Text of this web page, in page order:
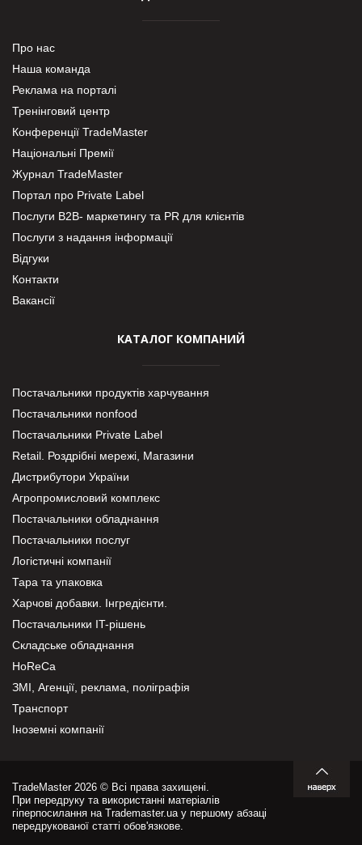
Про нас
Наша команда
Реклама на порталі
Тренінговий центр
Конференції TradeMaster
Національні Премії
Журнал TradeMaster
Портал про Private Label
Послуги В2В- маркетингу та PR для клієнтів
Послуги з надання інформації
Відгуки
Контакти
Вакансії
КАТАЛОГ КОМПАНИЙ
Постачальники продуктів харчування
Постачальники nonfood
Постачальники Private Label
Retail. Роздрібні мережі, Магазини
Дистрибутори України
Агропромисловий комплекс
Постачальники обладнання
Постачальники послуг
Логістичні компанії
Тара та упаковка
Харчові добавки. Інгредієнти.
Постачальники IT-рішень
Складське обладнання
HoReCa
ЗМІ, Агенції, реклама, поліграфія
Транспорт
Іноземні компанії
TradeMaster 2026 © Всі права захищені.
При передруку та використанні матеріалів
гіперпосилання на Trademaster.ua у першому абзаці
передрукованої статті обов'язкове.